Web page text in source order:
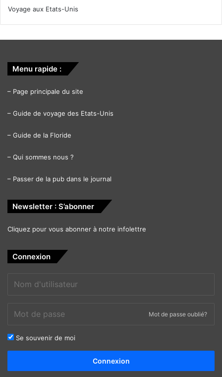
Voyage aux Etats-Unis
Menu rapide :
– Page principale du site
– Guide de voyage des Etats-Unis
– Guide de la Floride
– Qui sommes nous ?
– Passer de la pub dans le journal
Newsletter : S’abonner
Cliquez pour vous abonner à notre infolettre
Connexion
Mot de passe oublié?
Se souvenir de moi
Connexion